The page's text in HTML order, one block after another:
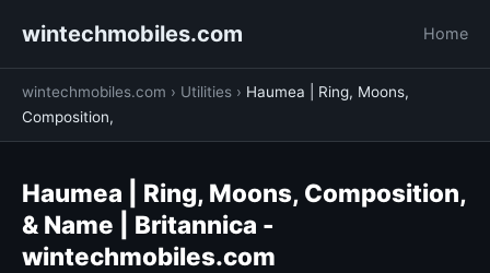
wintechmobiles.com Home
wintechmobiles.com › Utilities › Haumea | Ring, Moons,
Composition,
Haumea | Ring, Moons, Composition,
& Name | Britannica -
wintechmobiles.com